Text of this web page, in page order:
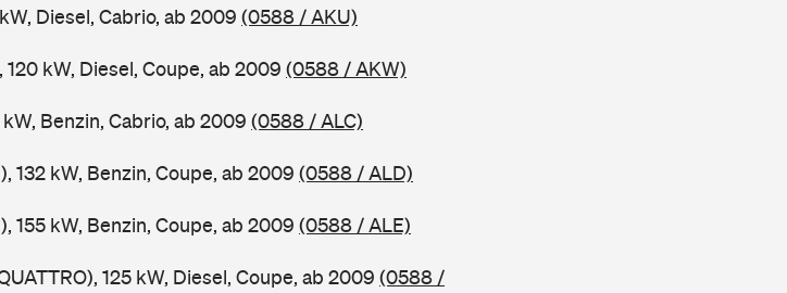
Diesel, Cabrio, ab 2009 (0588 / AKU)
kW, Diesel, Coupe, ab 2009 (0588 / AKW)
Benzin, Cabrio, ab 2009 (0588 / ALC)
132 kW, Benzin, Coupe, ab 2009 (0588 / ALD)
155 kW, Benzin, Coupe, ab 2009 (0588 / ALE)
125 kW, Diesel, Coupe, ab 2009 (0588 /